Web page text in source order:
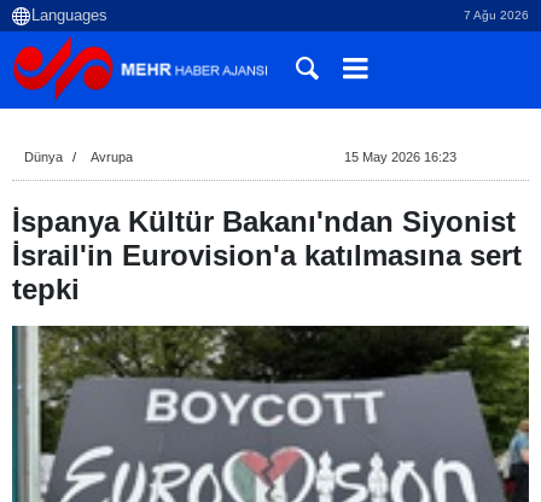
7 Ağu 2026
Dünya Avrupa 15 May 2026 16:23
İspanya Kültür Bakanı'ndan Siyonist
İsrail'in Eurovision'a katılmasına sert
tepki